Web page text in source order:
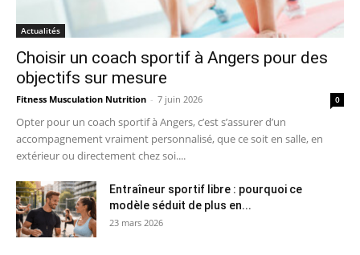
Actualités
Choisir un coach sportif à Angers pour des
objectifs sur mesure
Fitness Musculation Nutrition - 7 juin 2026 0
Opter pour un coach sportif à Angers, c’est s’assurer d’un
accompagnement vraiment personnalisé, que ce soit en salle, en
extérieur ou directement chez soi....
Entraîneur sportif libre : pourquoi ce
modèle séduit de plus en...
23 mars 2026